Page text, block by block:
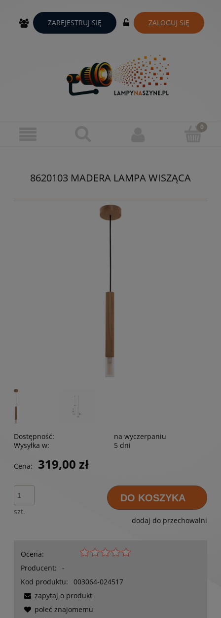
ZAREJESTRUJ SIĘ ZALOGUJ SIĘ
8620103 MADERA LAMPA WISZĄCA
Dostępność:
na wyczerpaniu
Wysyłka w:
5 dni
Cena: 319,00 zł
szt.
DO KOSZYKA
dodaj do przechowalni
Ocena:
Producent:
-
Kod produktu:
003064-024517
zapytaj o produkt
poleć znajomemu